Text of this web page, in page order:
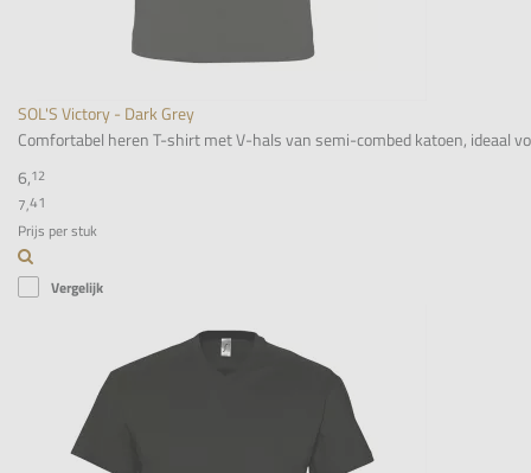
SOL'S Victory - Dark Grey
Comfortabel heren T-shirt met V-hals van semi-combed katoen, ideaal
6,12
7,41
Prijs per stuk
Vergelijk